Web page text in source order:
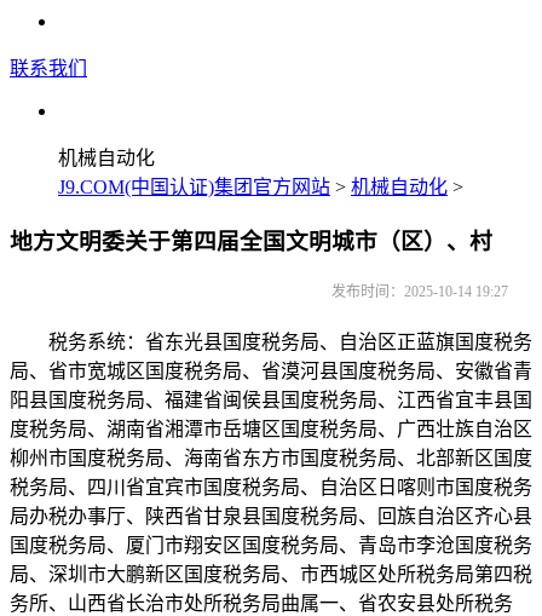
联系我们
机械自动化
J9.COM(中国认证)集团官方网站 > 机械自动化 >
地方文明委关于第四届全国文明城市（区）、村
发布时间：2025-10-14 19:27
税务系统：省东光县国度税务局、自治区正蓝旗国度税务
局、省市宽城区国度税务局、省漠河县国度税务局、安徽省青
阳县国度税务局、福建省闽侯县国度税务局、江西省宜丰县国
度税务局、湖南省湘潭市岳塘区国度税务局、广西壮族自治区
柳州市国度税务局、海南省东方市国度税务局、北部新区国度
税务局、四川省宜宾市国度税务局、自治区日喀则市国度税务
局办税办事厅、陕西省甘泉县国度税务局、回族自治区齐心县
国度税务局、厦门市翔安区国度税务局、青岛市李沧国度税务
局、深圳市大鹏新区国度税务局、市西城区处所税务局第四税
务所、山西省长治市处所税务局曲属一、省农安县处所税务